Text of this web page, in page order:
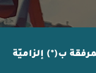
ب(*) إلزاميّة